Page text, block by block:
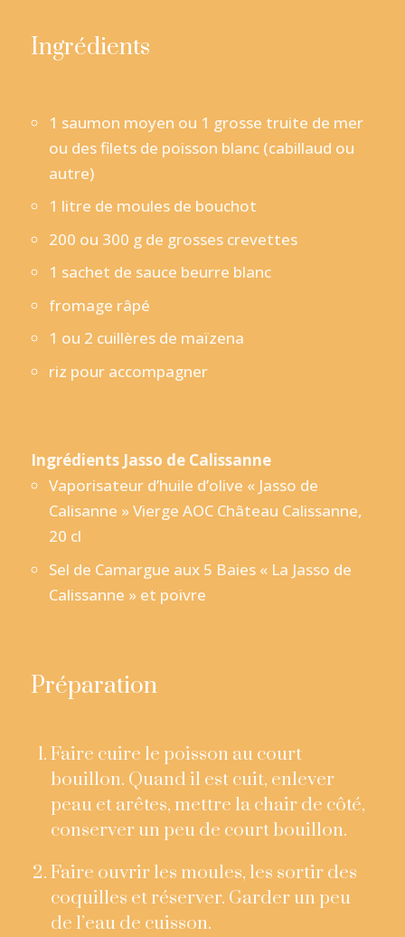
Ingrédients
1 saumon moyen ou 1 grosse truite de mer
ou des filets de poisson blanc (cabillaud ou
autre)
1 litre de moules de bouchot
200 ou 300 g de grosses crevettes
1 sachet de sauce beurre blanc
fromage râpé
1 ou 2 cuillères de maïzena
riz pour accompagner
Ingrédients Jasso de Calissanne
Vaporisateur d’huile d’olive « Jasso de
Calisanne » Vierge AOC Château Calissanne,
20 cl
Sel de Camargue aux 5 Baies « La Jasso de
Calissanne » et poivre
Préparation
Faire cuire le poisson au court
bouillon. Quand il est cuit, enlever
peau et arêtes, mettre la chair de côté,
conserver un peu de court bouillon.
Faire ouvrir les moules, les sortir des
coquilles et réserver. Garder un peu
de l’eau de cuisson.